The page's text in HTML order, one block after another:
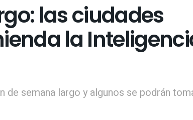
las ciudades
la
de semana largo y algunos se podrán